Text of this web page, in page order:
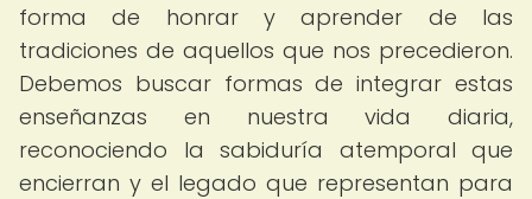
forma de honrar y aprender de las
tradiciones de aquellos que nos precedieron.
Debemos buscar formas de integrar estas
enseñanzas en nuestra vida diaria,
reconociendo la sabiduría atemporal que
encierran y el legado que representan para